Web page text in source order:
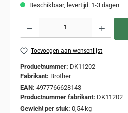
Beschikbaar, levertijd: 1-3 dagen
Toevoegen aan wensenlijst
Productnummer: DK11202
Fabrikant: Brother
EAN: 4977766628143
Productnummer fabrikant: DK11202
Gewicht per stuk: 0,54 kg